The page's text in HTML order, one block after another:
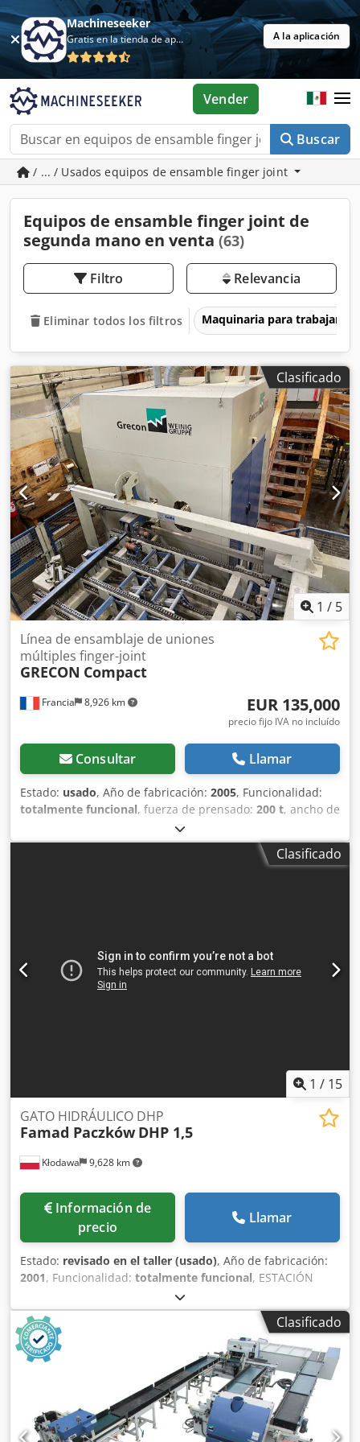
Machineseeker
Gratis en la tienda de aplicaciones A la aplicación
Buscar
Vender
/ ... / Usados equipos de ensamble finger joint
Equipos de ensamble finger joint de
segunda mano en venta (63)
Filtro Relevancia
Eliminar todos los filtros Maquinaria para trabajar la
Clasificado
1 / 5
Francia 8,926 km
Línea de ensamblaje de uniones
múltiples finger-joint
GRECON Compact
EUR 135,000
precio fijo IVA no incluído
Consultar Llamar
Estado: usado, Año de fabricación: 2005, Funcionalidad:
totalmente funcional, fuerza de prensado: 200 t, ancho de
, altura de corte con incisor (máx.):
mm, longitud del husillo de fresado:250 mm, Equipo: 1
Transferencia de alimentación GRECON con acumulación
tronzadora con control numérico (CN) 1 Mesa de salida
Clasificado
1 / 15
Kłodawa 9,628 km
GATO HIDRÁULICO DHP
Famad Paczków DHP 1,5
Información de
precio
Llamar
Estado: revisado en el taller (usado), Año de fabricación:
2001, Funcionalidad: totalmente funcional, ESTACIÓN
ELEVADORA HIDRÁULICA DHP - 1,5 t La estación elevadora
hidráulica DHP se utiliza para elevar y bajar material sin
escalonamientos en estaciones de montaje, carga y
mecanizado con un tamaño de mesa similar al de un palé
EUR, y permite mantener un nivel de trabajo constante al
cargar o descargar material. La elevación de la mesa
elevadora se realiza mediante dos cilindros hidráulicos
alimentados desde una unidad electrohidráulica
compacta, controlada desde un casete. El casete está
Clasificado